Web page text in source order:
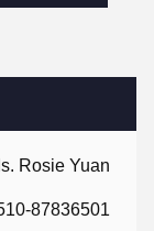
Rosie Yuan
87836501